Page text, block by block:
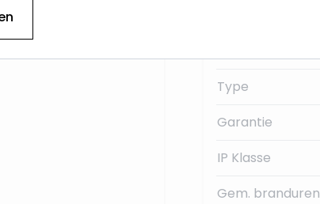
Type
Garantie
IP Klasse
Gem. branduren